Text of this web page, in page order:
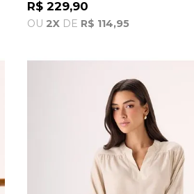
R$ 229,90
OU 2X DE R$ 114,95